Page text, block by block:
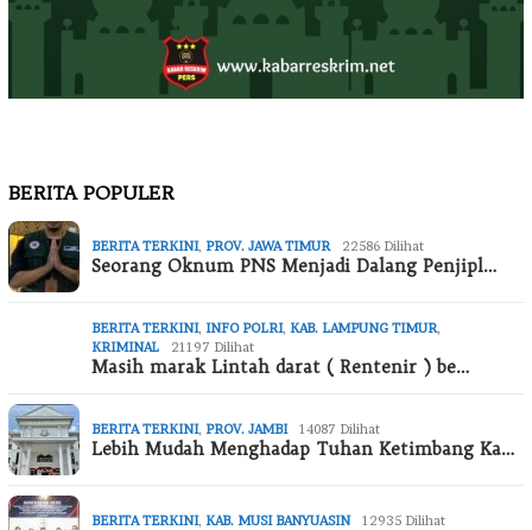
BERITA POPULER
BERITA TERKINI, PROV. JAWA TIMUR 22586 Dilihat
Seorang Oknum PNS Menjadi Dalang Penjipl…
BERITA TERKINI, INFO POLRI, KAB. LAMPUNG TIMUR
KRIMINAL
21197 Dilihat
Masih marak Lintah darat ( Rentenir ) be…
BERITA TERKINI, PROV. JAMBI 14087 Dilihat
Lebih Mudah Menghadap Tuhan Ketimbang Ka…
BERITA TERKINI, KAB. MUSI BANYUASIN 12935 Dilihat